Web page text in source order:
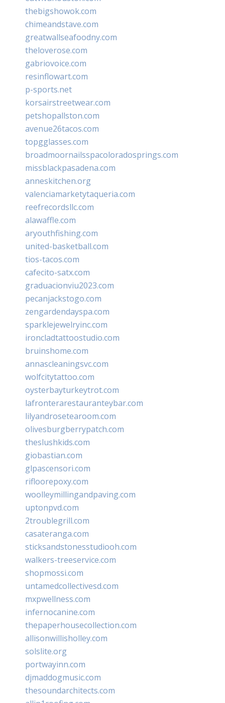
thebigshowok.com
chimeandstave.com
greatwallseafoodny.com
theloverose.com
gabriovoice.com
resinflowart.com
p-sports.net
korsairstreetwear.com
petshopallston.com
avenue26tacos.com
topgglasses.com
broadmoornailsspacoloradosprings.com
missblackpasadena.com
anneskitchen.org
valenciamarketytaqueria.com
reefrecordsllc.com
alawaffle.com
aryouthfishing.com
united-basketball.com
tios-tacos.com
cafecito-satx.com
graduacionviu2023.com
pecanjackstogo.com
zengardendayspa.com
sparklejewelryinc.com
ironcladtattoostudio.com
bruinshome.com
annascleaningsvc.com
wolfcitytattoo.com
oysterbayturkeytrot.com
lafronterarestauranteybar.com
lilyandrosetearoom.com
olivesburgberrypatch.com
theslushkids.com
giobastian.com
glpascensori.com
rifloorepoxy.com
woolleymillingandpaving.com
uptonpvd.com
2troublegrill.com
casateranga.com
sticksandstonesstudiooh.com
walkers-treeservice.com
shopmossi.com
untamedcollectivesd.com
mxpwellness.com
infernocanine.com
thepaperhousecollection.com
allisonwillisholley.com
solslite.org
portwayinn.com
djmaddogmusic.com
thesoundarchitects.com